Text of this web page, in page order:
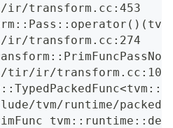
ir/transform.cc:453
( ) (
ir/transform.cc:274
tir/ir/transform.cc:100
<
tvm/runtime/